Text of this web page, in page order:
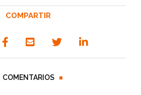
COMPARTIR
COMENTARIOS